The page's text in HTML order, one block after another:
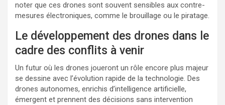
noter que ces drones sont souvent sensibles aux contre-
mesures électroniques, comme le brouillage ou le piratage.
Le développement des drones dans le
cadre des conflits à venir
Un futur où les drones joueront un rôle encore plus majeur
se dessine avec l’évolution rapide de la technologie. Des
drones autonomes, enrichis d’intelligence artificielle,
émergent et prennent des décisions sans intervention